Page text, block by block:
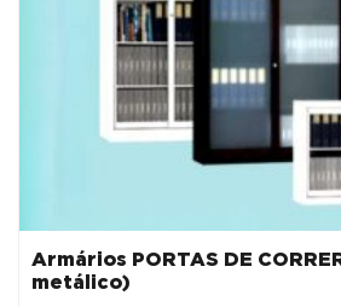
Armários PORTAS DE
metálico)